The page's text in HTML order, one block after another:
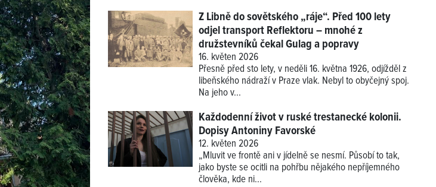
Z Libně do sovětského „ráje“. Před 100 lety
odjel transport Reflektoru – mnohé z
družstevníků čekal Gulag a popravy
16. květen 2026
Přesně před sto lety, v neděli 16. května 1926, odjížděl z
libeňského nádraží v Praze vlak. Nebyl to obyčejný spoj.
Na jeho v...
Každodenní život v ruské trestanecké kolonii.
Dopisy Antoniny Favorské
12. květen 2026
„Mluvit ve frontě ani v jídelně se nesmí. Působí to tak,
jako byste se ocitli na pohřbu nějakého nepříjemného
člověka, kde ni...